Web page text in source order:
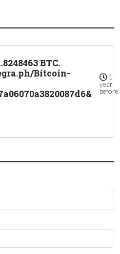
BTC.
Bitcoin-
1
year
before